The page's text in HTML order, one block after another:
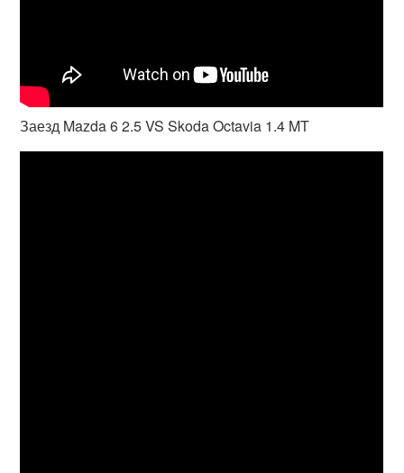
Заезд Mazda 6 2.5 VS Skoda Octavia 1.4 MT